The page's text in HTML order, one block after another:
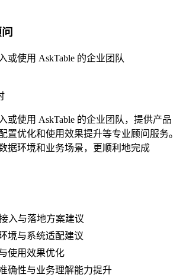
或使用 AskTable 的企业团队
或使用 AskTable 的企业团队，提供产品
置优化和使用效果提升等专业顾问服务。
据环境和业务场景，更顺利地完成
入与落地方案建议
境与系统适配建议
使用效果优化
确性与业务理解能力提升